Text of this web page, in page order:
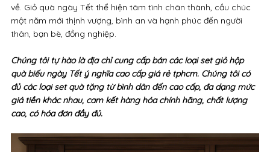
về. Giỏ quà ngày Tết thể hiện tâm tình chân thành, cầu chúc
một năm mới thịnh vượng, bình an và hạnh phúc đến người
thân, bạn bè, đồng nghiệp.
Chúng tôi tự hào là địa chỉ cung cấp bán các loại set giỏ hộp
quà biếu ngày Tết ý nghĩa cao cấp giá rẻ tphcm. Chúng tôi có
đủ các loại set quà tặng từ bình dân đến cao cấp, đa dạng mức
giá tiền khác nhau, cam kết hàng hóa chính hãng, chất lượng
cao, có hóa đơn đầy đủ.